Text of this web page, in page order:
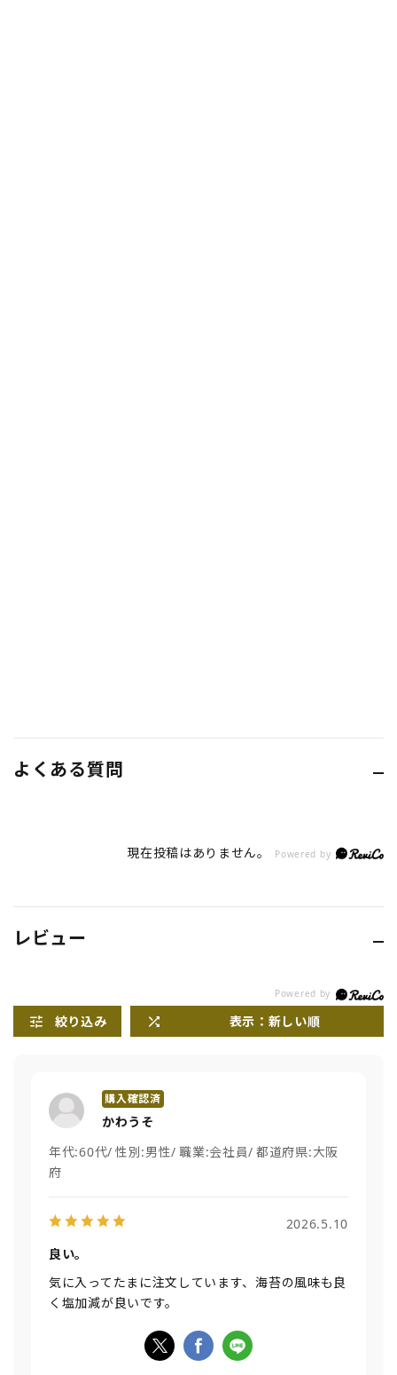
よくある質問
Powered by
現在投稿はありません。
レビュー
絞り込み 表示：新しい順
かわうそ
年代:60代 性別:男性 職業:会社員 都道府県:大阪
府
2026.5.10
良い。
気に入ってたまに注文しています、海苔の風味も良
く塩加減が良いです。